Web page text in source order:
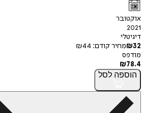
אוקטובר
2021
דיגיטלי
₪32 מחיר קודם: ₪44
מודפס
₪78.4
הוספה לסל